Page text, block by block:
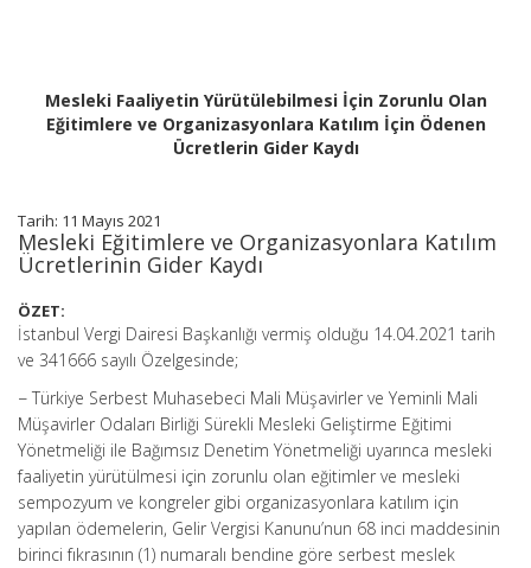
Mesleki Faaliyetin Yürütülebilmesi İçin Zorunlu Olan
Eğitimlere ve Organizasyonlara Katılım İçin Ödenen
Ücretlerin Gider Kaydı
Tarih: 11 Mayıs 2021
Mesleki Eğitimlere ve Organizasyonlara Katılım
Ücretlerinin Gider Kaydı
ÖZET:
İstanbul Vergi Dairesi Başkanlığı vermiş olduğu 14.04.2021 tarih
ve 341666 sayılı Özelgesinde;
− Türkiye Serbest Muhasebeci Mali Müşavirler ve Yeminli Mali
Müşavirler Odaları Birliği Sürekli Mesleki Geliştirme Eğitimi
Yönetmeliği ile Bağımsız Denetim Yönetmeliği uyarınca mesleki
faaliyetin yürütülmesi için zorunlu olan eğitimler ve mesleki
sempozyum ve kongreler gibi organizasyonlara katılım için
yapılan ödemelerin, Gelir Vergisi Kanunu’nun 68 inci maddesinin
birinci fıkrasının (1) numaralı bendine göre serbest meslek